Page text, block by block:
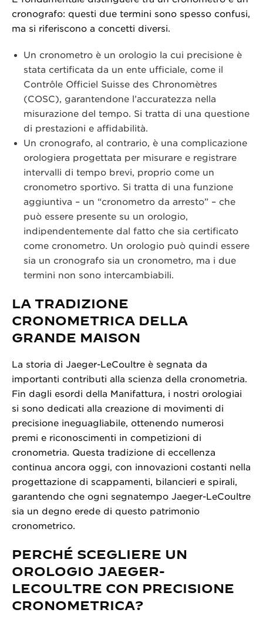
cronografo: questi due termini sono spesso confusi,
ma si riferiscono a concetti diversi.
Un cronometro è un orologio la cui precisione è
stata certificata da un ente ufficiale, come il
Contrôle Officiel Suisse des Chronomètres
(COSC), garantendone l’accuratezza nella
misurazione del tempo. Si tratta di una questione
di prestazioni e affidabilità.
Un cronografo, al contrario, è una complicazione
orologiera progettata per misurare e registrare
intervalli di tempo brevi, proprio come un
cronometro sportivo. Si tratta di una funzione
aggiuntiva – un “cronometro da arresto” – che
può essere presente su un orologio,
indipendentemente dal fatto che sia certificato
come cronometro. Un orologio può quindi essere
sia un cronografo sia un cronometro, ma i due
termini non sono intercambiabili.
LA TRADIZIONE
CRONOMETRICA DELLA
GRANDE MAISON
La storia di Jaeger-LeCoultre è segnata da
importanti contributi alla scienza della cronometria.
Fin dagli esordi della Manifattura, i nostri orologiai
si sono dedicati alla creazione di movimenti di
precisione ineguagliabile, ottenendo numerosi
premi e riconoscimenti in competizioni di
cronometria. Questa tradizione di eccellenza
continua ancora oggi, con innovazioni costanti nella
progettazione di scappamenti, bilancieri e spirali,
garantendo che ogni segnatempo Jaeger-LeCoultre
sia un degno erede di questo patrimonio
cronometrico.
PERCHÉ SCEGLIERE UN
OROLOGIO JAEGER-
LECOULTRE CON PRECISIONE
CRONOMETRICA?